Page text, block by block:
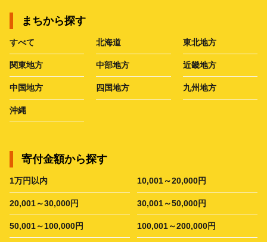
まちから探す
すべて 北海道 東北地方
関東地方 中部地方 近畿地方
中国地方 四国地方 九州地方
沖縄
寄付金額から探す
1万円以内 10,001～20,000円
20,001～30,000円 30,001～50,000円
50,001～100,000円 100,001～200,000円